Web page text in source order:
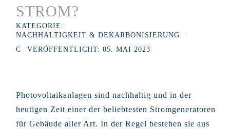
STROM?
KATEGORIE:
NACHHALTIGKEIT & DEKARBONISIERUNG
VERÖFFENTLICHT: 05. MAI 2023
Photovoltaikanlagen sind nachhaltig und in der
heutigen Zeit einer der beliebtesten Stromgeneratoren
für Gebäude aller Art. In der Regel bestehen sie aus